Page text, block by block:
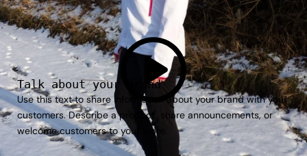
Talk about your brand
Use this text to share information about your brand with your
customers. Describe a product, share announcements, or
welcome customers to your store.